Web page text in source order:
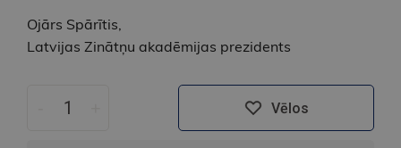
Ojārs Spārītis,
Latvijas Zinātņu akadēmijas prezidents
Vēlos